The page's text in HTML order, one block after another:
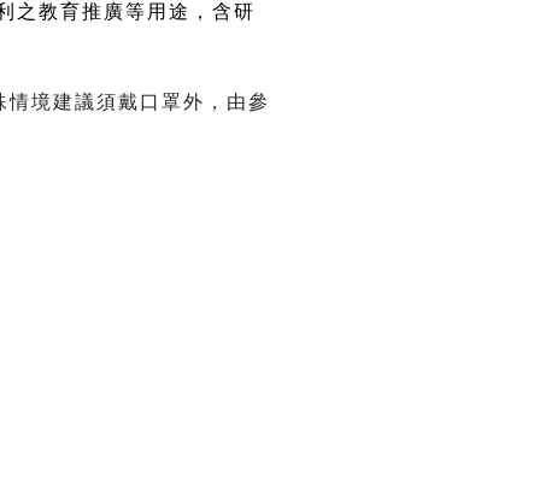
之教育推廣等用途，含研
境建議須戴口罩外，由參